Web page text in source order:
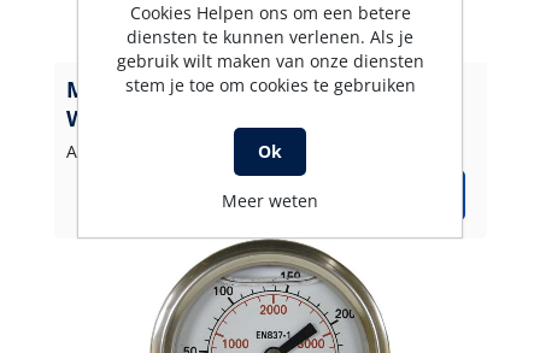
Manometer 0-250 HI 63 mm 1/4"BU
WIKA
Artikelnummer: 548302
Cookies Helpen ons om een betere
diensten te kunnen verlenen. Als je
gebruik wilt maken van onze diensten
stem je toe om cookies te gebruiken
Ok
Meer weten